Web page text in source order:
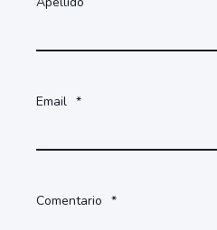
Email *
Comentario *